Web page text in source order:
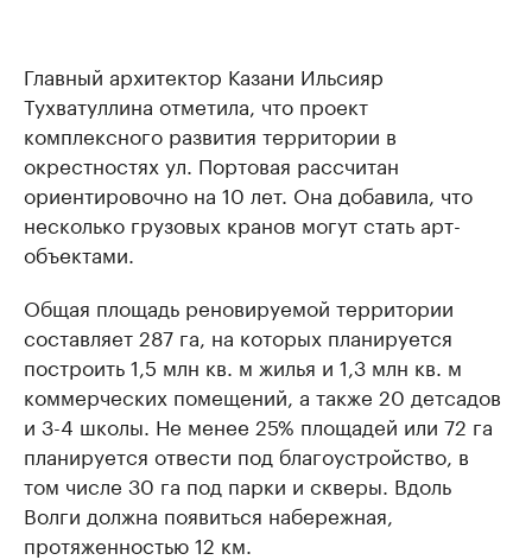
Главный архитектор Казани Ильсияр
Тухватуллина отметила, что проект
комплексного развития территории в
окрестностях ул. Портовая рассчитан
ориентировочно на 10 лет. Она добавила, что
несколько грузовых кранов могут стать арт-
объектами.
Общая площадь реновируемой территории
составляет 287 га, на которых планируется
построить 1,5 млн кв. м жилья и 1,3 млн кв. м
коммерческих помещений, а также 20 детсадов
и 3-4 школы. Не менее 25% площадей или 72 га
планируется отвести под благоустройство, в
том числе 30 га под парки и скверы. Вдоль
Волги должна появиться набережная,
протяженностью 12 км.